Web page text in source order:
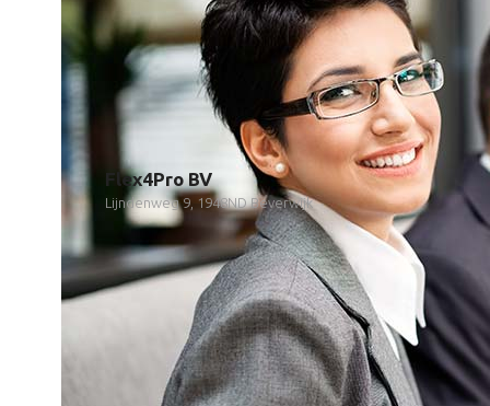
Flex4Pro BV
Lijndenweg 9, 1948ND Beverwijk